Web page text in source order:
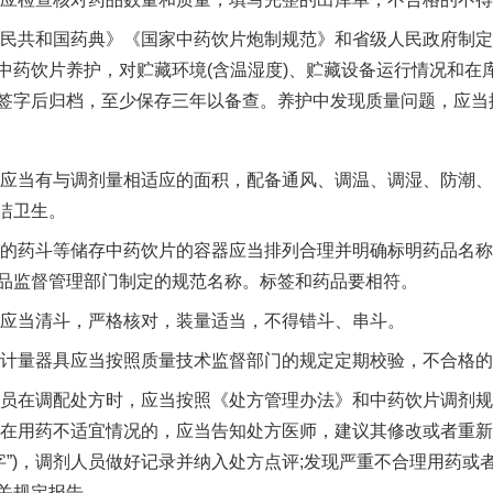
和国药典》《国家中药饮片炮制规范》和省级人民政府制
药饮片养护，对贮藏环境(含温湿度)、贮藏设备运行情况和在
字后归档，至少保存三年以备查。养护中发现质量问题，应
有与调剂量相适应的面积，配备通风、调温、调湿、防潮
卫生。
斗等储存中药饮片的容器应当排列合理并明确标明药品名
监督管理部门制定的规范名称。标签和药品要相符。
清斗，严格核对，装量适当，不得错斗、串斗。
器具应当按照质量技术监督部门的规定定期校验，不合格
调配处方时，应当按照《处方管理办法》和中药饮片调剂
用药不适宜情况的，应当告知处方医师，建议其修改或者重
，调剂人员做好记录并纳入处方点评;发现严重不合理用药或